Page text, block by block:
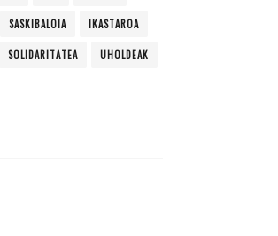
SASKIBALOIA IKASTAROA
SOLIDARITATEA UHOLDEAK